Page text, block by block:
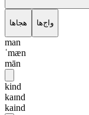
هجاها واج‌ها
man
ˈmæn
mān
kind
kaɪnd
kaind